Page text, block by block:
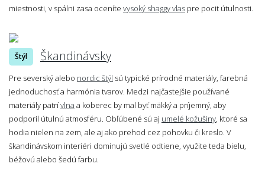
miestnosti, v spálni zasa oceníte vysoký shaggy vlas pre pocit útulnosti.
Štýl Škandinávsky
Pre severský alebo nordic štýl sú typické prírodné materiály, farebná
jednoduchosť a harmónia tvarov. Medzi najčastejšie používané
materiály patrívlna a koberec by mal byť mäkký a príjemný, aby
podporil útulnú atmosféru. Obľúbené sú aj umelé kožušiny , ktoré sa
hodia nielen na zem, ale aj ako prehod cez pohovku či kreslo. V
škandinávskom interiéri dominujú svetlé odtiene, využite teda bielu,
béžovú alebo šedú farbu.